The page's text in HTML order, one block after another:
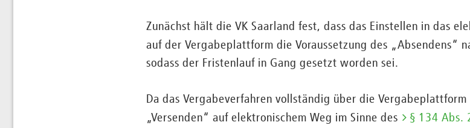
Zunächst hält die VK Saarland fest, dass das Einstellen in das
auf der Vergabeplattform die Voraussetzung des „Absendens“
sodass der Fristenlauf in Gang gesetzt worden sei.
Da das Vergabeverfahren vollständig über die
„Versenden“ auf elektronischem Weg im Sinne des
§ 134 Abs.